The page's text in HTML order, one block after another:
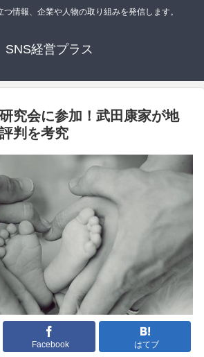
情報、企業や人物の取り組みを発信します。
SNS経営プラス
究会に参加！武田康家が地
判を考究
Facebook はてブ